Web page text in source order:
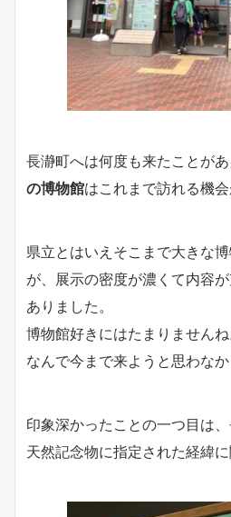
長瀞町へは何度も来たことがあ
の博物館はこれまで訪れる機
県立とはいえそこまで大きな
が、展示の密度が濃くて内容
ありました。
博物館好きにはたまりませんね
なんで今まで来ようと思わなか
印象深かったことの一つ目は
天然記念物に指定された経緯に